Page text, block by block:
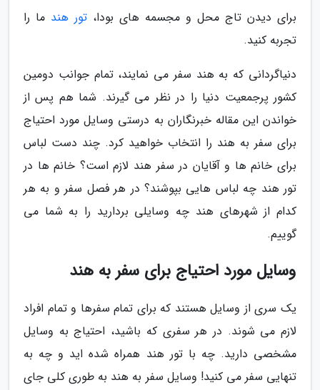
برای دیدن تاج محل و مجسمه های بودا، تور هند ما را
تجربه کنید.
دنیاگردانی که به هند سفر می نمایند، تمام جوانب دومین
کشور پرجمعیت دنیا را در نظر می گیرند. شما هم پس از
خواندن این مقاله خبرنگاران به درستی وسایل مورد احتیاج
برای سفر به هند را انتخاب خواهید کرد. چند دست لباس
برای خانم ها و آقایان در سفر هند لازم است؟ خانم ها در
تور هند چه لباس هایی بپوشند؟ در هر فصل سفر و به هر
کدام از شهرهای هند چه وسایلی بردارید را به شما می
گوییم.
وسایل مورد احتیاج برای سفر به هند
یک سری از وسایل هستند که برای تمام سفرها و تمام افراد
لازم می شوند. در هر سفری که باشید، احتیاج به وسایل
مشخصی دارید. چه با تور هند همراه شده اید و چه به
تنهایی سفر می کنید! وسایل سفر به هند به طوری کلی جای